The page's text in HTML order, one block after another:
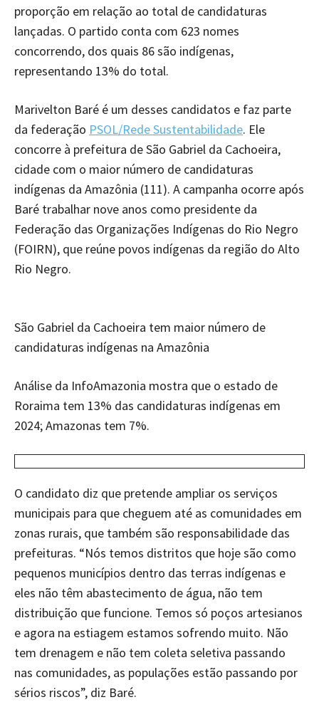
proporção em relação ao total de candidaturas
lançadas. O partido conta com 623 nomes
concorrendo, dos quais 86 são indígenas,
representando 13% do total.
Marivelton Baré é um desses candidatos e faz parte
da federação PSOL/Rede Sustentabilidade. Ele
concorre à prefeitura de São Gabriel da Cachoeira,
cidade com o maior número de candidaturas
indígenas da Amazônia (111). A campanha ocorre após
Baré trabalhar nove anos como presidente da
Federação das Organizações Indígenas do Rio Negro
(FOIRN), que reúne povos indígenas da região do Alto
Rio Negro.
São Gabriel da Cachoeira tem maior número de
candidaturas indígenas na Amazônia
Análise da InfoAmazonia mostra que o estado de
Roraima tem 13% das candidaturas indígenas em
2024; Amazonas tem 7%.
O candidato diz que pretende ampliar os serviços
municipais para que cheguem até as comunidades em
zonas rurais, que também são responsabilidade das
prefeituras. “Nós temos distritos que hoje são como
pequenos municípios dentro das terras indígenas e
eles não têm abastecimento de água, não tem
distribuição que funcione. Temos só poços artesianos
e agora na estiagem estamos sofrendo muito. Não
tem drenagem e não tem coleta seletiva passando
nas comunidades, as populações estão passando por
sérios riscos”, diz Baré.